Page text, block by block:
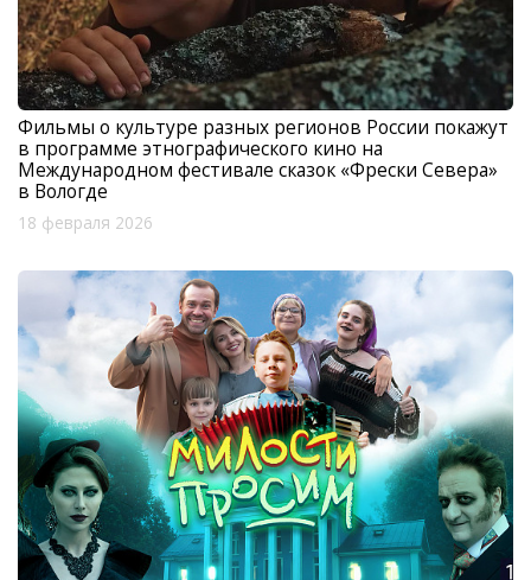
Фильмы о культуре разных регионов России покажут
в программе этнографического кино на
Международном фестивале сказок «Фрески Севера»
в Вологде
18 февраля 2026